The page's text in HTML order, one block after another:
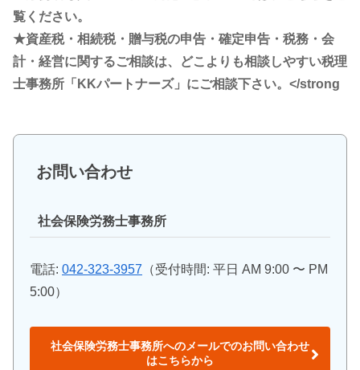
覧ください。
★資産税・相続税・贈与税の申告・確定申告・税務・会
計・経営に関するご相談は、どこよりも相談しやすい税理
士事務所「KKパートナーズ」にご相談下さい。</strong
お問い合わせ
社会保険労務士事務所
電話: 042-323-3957 （受付時間: 平日 AM 9:00 〜 PM
5:00）
社会保険労務士事務所へのメールでのお問い合わせ
はこちらから